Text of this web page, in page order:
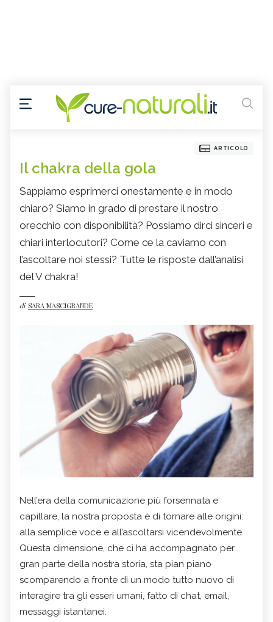
ARTICOLO
Il chakra della gola
Sappiamo esprimerci onestamente e in modo
chiaro? Siamo in grado di prestare il nostro
orecchio con disponibilità? Possiamo dirci sinceri e
chiari interlocutori? Come ce la caviamo con
l’ascoltare noi stessi? Tutte le risposte dall’analisi
del V chakra!
di SARA MASCIGRANDE
Nell’era della comunicazione più forsennata e
capillare, la nostra proposta è di tornare alle origini:
alla semplice voce e all’ascoltarsi vicendevolmente.
Questa dimensione, che ci ha accompagnato per
gran parte della nostra storia, sta pian piano
scomparendo a fronte di un modo tutto nuovo di
interagire tra gli esseri umani, fatto di chat, email,
messaggi istantanei.